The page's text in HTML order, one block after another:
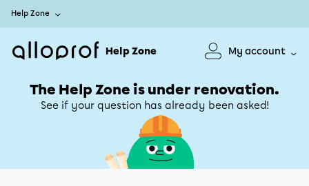
Help Zone
Help Zone My account
The Help Zone is under renovation.
See if your question has already been asked!